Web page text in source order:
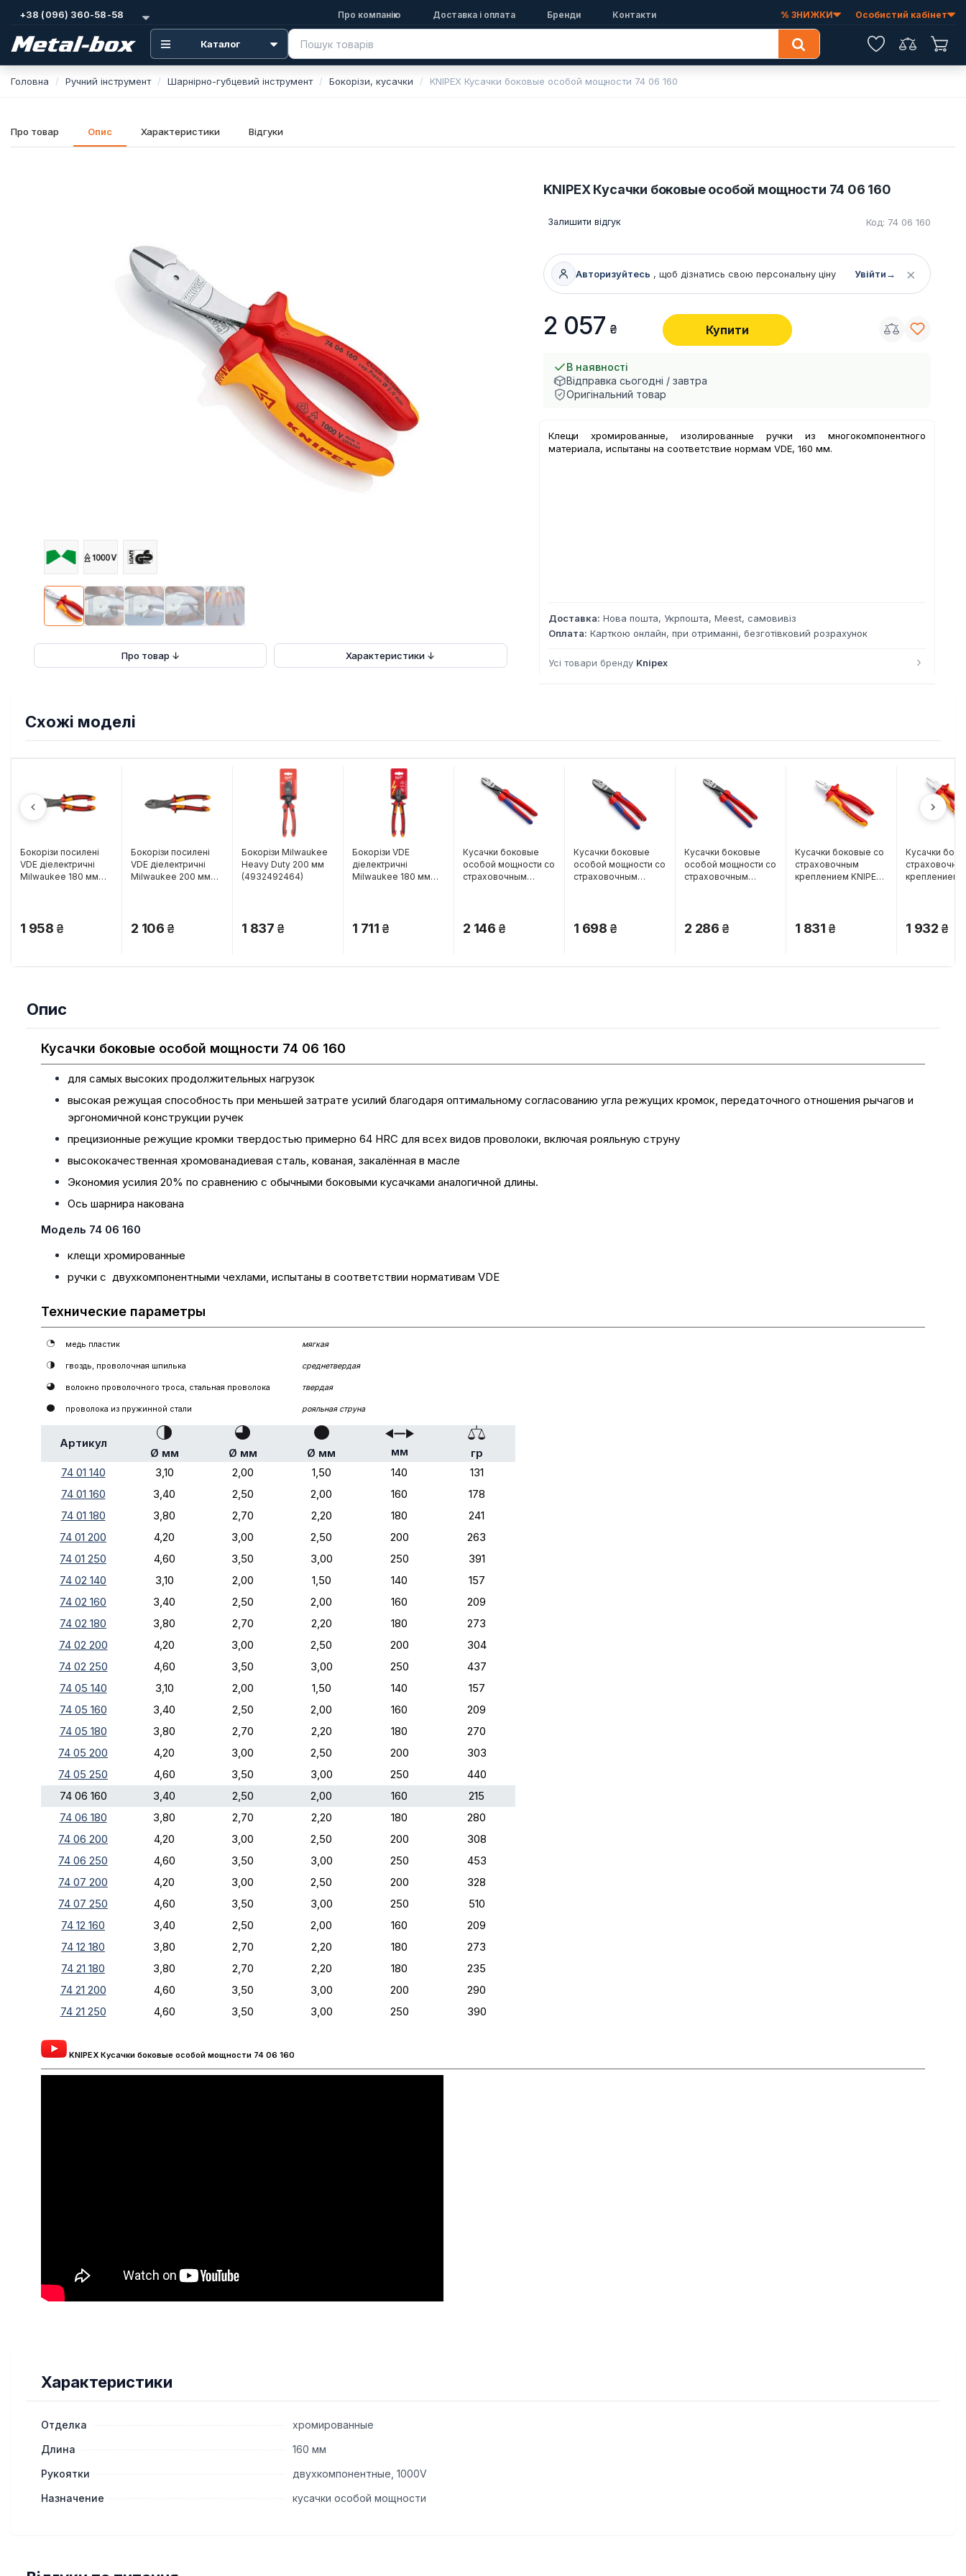
+38 (096) 360-58-58 Про компанію Доставка і оплата Бренди Контакти % ЗНИЖКИ Особистий кабінет
Каталог ОбранеПорівняння
Головна Ручний інструмент Шарнірно-губцевий інструмент Бокорізи, кусачки KNIPEX Кусачки боковые особой мощности 74 06 160
Про товар Опис Характеристики Відгуки
Про товар ↓ Характеристики ↓
KNIPEX Кусачки боковые особой мощности 74 06 160
Залишити відгук Код: 74 06 160
Авторизуйтесь , щоб дізнатись свою персональну ціну Увійти→ ×
2 057 Купити
В наявності
Відправка сьогодні / завтра
Оригінальний товар
Клещи хромированные, изолированные ручки из многокомпонентного
материала, испытаны на соответствие нормам VDE, 160 мм.
Доставка: Нова пошта, Укрпошта, Meest, самовивіз
Оплата: Карткою онлайн, при отриманні, безготівковий розрахунок
Усі товари бренду Knipex ›
Схожі моделі
Бокорізи посилені
VDE діелектричні
Milwaukee 180 мм
1 958
Бокорізи посилені
VDE діелектричні
Milwaukee 200 мм
2 106
Бокорізи Milwaukee
Heavy Duty 200 мм
(4932492464)
1 837
Бокорізи VDE
діелектричні
Milwaukee 180 мм
1 711
Кусачки боковые
особой мощности со
страховочным
2 146
Кусачки боковые
особой мощности со
страховочным
1 698
Кусачки боковые
особой мощности со
страховочным
2 286
Кусачки боковые со
страховочным
креплением KNIPEX
1 831
Кусачки
креплением
1 932
Опис
Кусачки боковые особой мощности 74 06 160
для самых высоких продолжительных нагрузок
высокая режущая способность при меньшей затрате усилий благодаря оптимальному согласованию угла режущих кромок, передаточного отношения рычагов и
эргономичной конструкции ручек
прецизионные режущие кромки твердостью примерно 64 HRC для всех видов проволоки, включая рояльную струну
высококачественная хромованадиевая сталь, кованая, закалённая в масле
Экономия усилия 20% по сравнению с обычными боковыми кусачками аналогичной длины.
Ось шарнира накована
Модель 74 06 160
клещи хромированные
ручки с двухкомпонентными чехлами, испытаны в соответствии нормативам VDE
Технические параметры
медь пластик мягкая
гвоздь, проволочная шпилька среднетвердая
волокно проволочного троса, стальная проволока твердая
проволока из пружинной стали рояльная струна
Артикул
Ø мм Ø мм Ø мм мм
гр
74 01 140
3,10 2,00 1,50 140
131
74 01 160
3,40 2,50 2,00 160
178
74 01 180
3,80 2,70 2,20 180
241
74 01 200
4,20 3,00 2,50 200
263
74 01 250
4,60 3,50 3,00 250
391
74 02 140
3,10 2,00 1,50 140
157
74 02 160
3,40 2,50 2,00 160
209
74 02 180
3,80 2,70 2,20 180
273
74 02 200
4,20 3,00 2,50 200
304
74 02 250
4,60 3,50 3,00 250
437
74 05 140
3,10 2,00 1,50 140
157
74 05 160
3,40 2,50 2,00 160
209
74 05 180
3,80 2,70 2,20 180
270
74 05 200
4,20 3,00 2,50 200
303
74 05 250
4,60 3,50 3,00 250
440
74 06 160
3,40 2,50 2,00 160
215
74 06 180
3,80 2,70 2,20 180
280
74 06 200
4,20 3,00 2,50 200
308
74 06 250
4,60 3,50 3,00 250
453
74 07 200
4,20 3,00 2,50 200
328
74 07 250
4,60 3,50 3,00 250
510
74 12 160
3,40 2,50 2,00 160
209
74 12 180
3,80 2,70 2,20 180
273
74 21 180
3,80 2,70 2,20 180
235
74 21 200
4,60 3,50 3,00 200
290
74 21 250
4,60 3,50 3,00 250 390
KNIPEX Кусачки боковые особой мощности 74 06 160
Характеристики
Отделка
хромированные
Длина
160 мм
Рукоятки
двухкомпонентные, 1000V
Назначение
кусачки особой мощности